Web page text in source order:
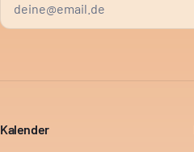
Kalender